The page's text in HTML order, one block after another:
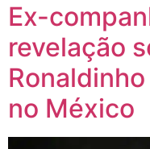
Ex-
revelação
no México